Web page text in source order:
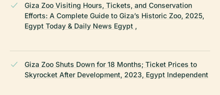
Giza Zoo Visiting Hours, Tickets, and Conservation
Efforts: A Complete Guide to Giza’s Historic Zoo, 2025,
Egypt Today & Daily News Egypt ,
Giza Zoo Shuts Down for 18 Months; Ticket Prices to
Skyrocket After Development, 2023, Egypt Independent